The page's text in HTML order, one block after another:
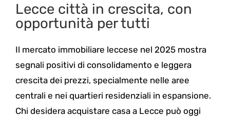
Lecce città in crescita, con
opportunità per tutti
Il mercato immobiliare leccese nel 2025 mostra
segnali positivi di consolidamento e leggera
crescita dei prezzi, specialmente nelle aree
centrali e nei quartieri residenziali in espansione.
Chi desidera acquistare casa a Lecce può oggi